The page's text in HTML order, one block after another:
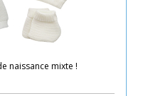
naissance mixte !